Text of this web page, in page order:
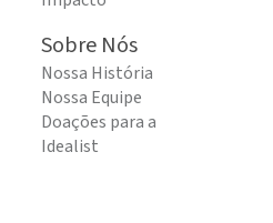
Sobre Nós
Nossa História
Nossa Equipe
Doações para a
Idealist